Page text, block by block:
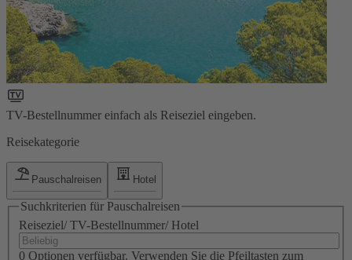
TV-Bestellnummer einfach als Reiseziel eingeben.
Reisekategorie
Pauschalreisen Hotel
Suchkriterien für Pauschalreisen
Reiseziel/ TV-Bestellnummer/ Hotel
0 Optionen verfügbar. Verwenden Sie die Pfeiltasten zum